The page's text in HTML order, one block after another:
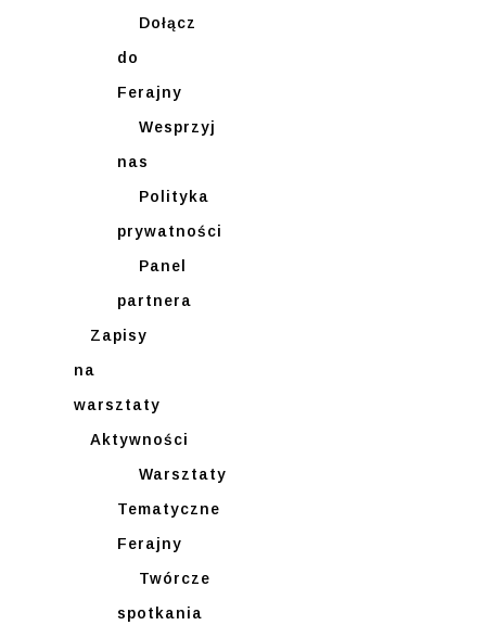
Dołącz
do
Ferajny
Wesprzyj
nas
Polityka
prywatności
Panel
partnera
Zapisy
na
warsztaty
Aktywności
Warsztaty
Tematyczne
Ferajny
Twórcze
spotkania